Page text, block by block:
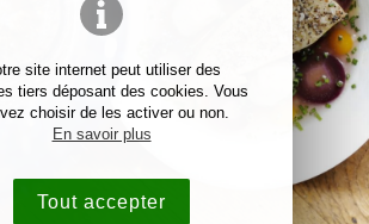
site internet peut utiliser des
tiers déposant des cookies. Vous
choisir de les activer ou non.
En savoir plus
Tout accepter